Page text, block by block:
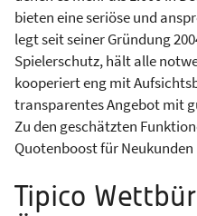
bieten eine seriöse und
legt seit seiner Gründung
Spielerschutz, hält alle
kooperiert eng mit
transparentes Angebot mit
Zu den geschätzten
Quotenboost für
Tipico